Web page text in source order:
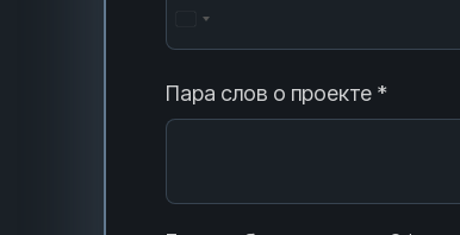
Пара слов о проекте *